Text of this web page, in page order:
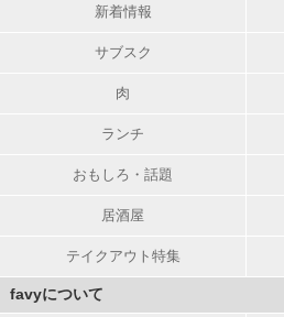
新着情報
サブスク
肉
ランチ
おもしろ・話題
居酒屋
テイクアウト特集
favyについて